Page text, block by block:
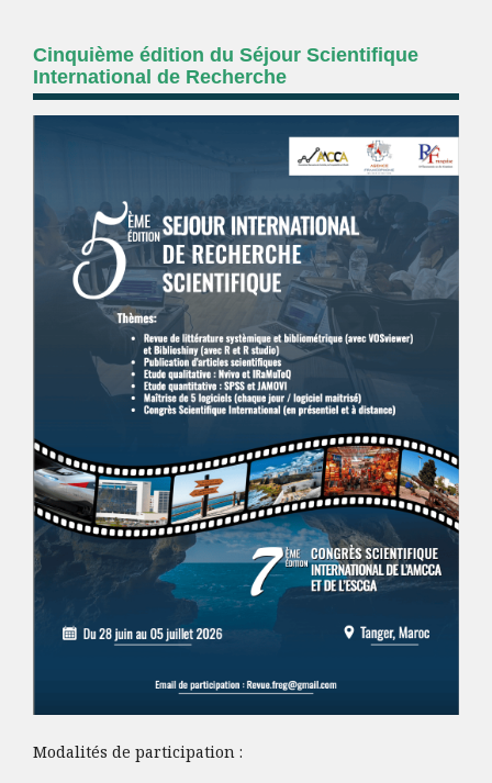
Cinquième édition du Séjour Scientifique
International de Recherche
Modalités de participation :